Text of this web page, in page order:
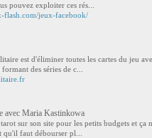
pouvez exploiter ces rés...
flash.com/jeux-facebook/
est d'éliminer toutes les cartes du jeu
des séries de c...
avec Maria Kastinkowa
sur son site pour les petits budgets et ça
faut débourser pl...